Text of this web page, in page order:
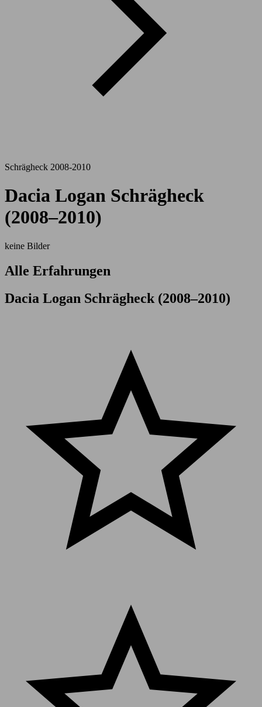
Schrägheck 2008-2010
Dacia Logan Schrägheck
(2008–2010)
keine Bilder
Alle Erfahrungen
Dacia Logan Schrägheck (2008–2010)